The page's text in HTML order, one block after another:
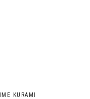
KURAMI